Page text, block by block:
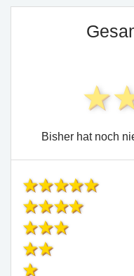
Bisher hat noch